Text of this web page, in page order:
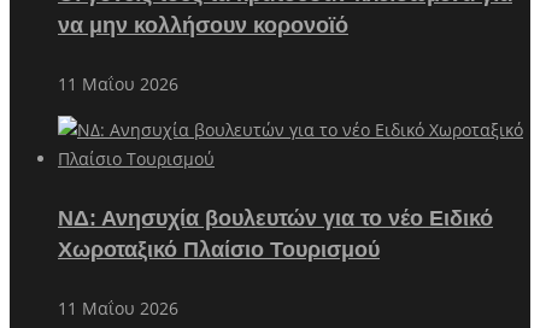
να μην κολλήσουν κορονοϊό
11 Μαΐου 2026
ΝΔ: Ανησυχία βουλευτών για το νέο Ειδικό
Χωροταξικό Πλαίσιο Τουρισμού
11 Μαΐου 2026